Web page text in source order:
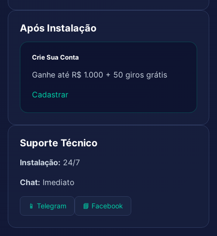
Após Instalação
Crie Sua Conta
Ganhe até R$ 1.000 + 50 giros grátis
Cadastrar
Suporte Técnico
Instalação: 24/7
Chat: Imediato
📱 Telegram 📘 Facebook